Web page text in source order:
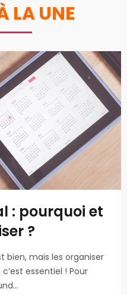
LA UNE
: pourquoi et
?
bien, mais les organiser
essentiel ! Pour